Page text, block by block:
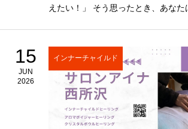
えたい！」 そう思ったとき、あなた
15
JUN
2026
インナーチャイルド